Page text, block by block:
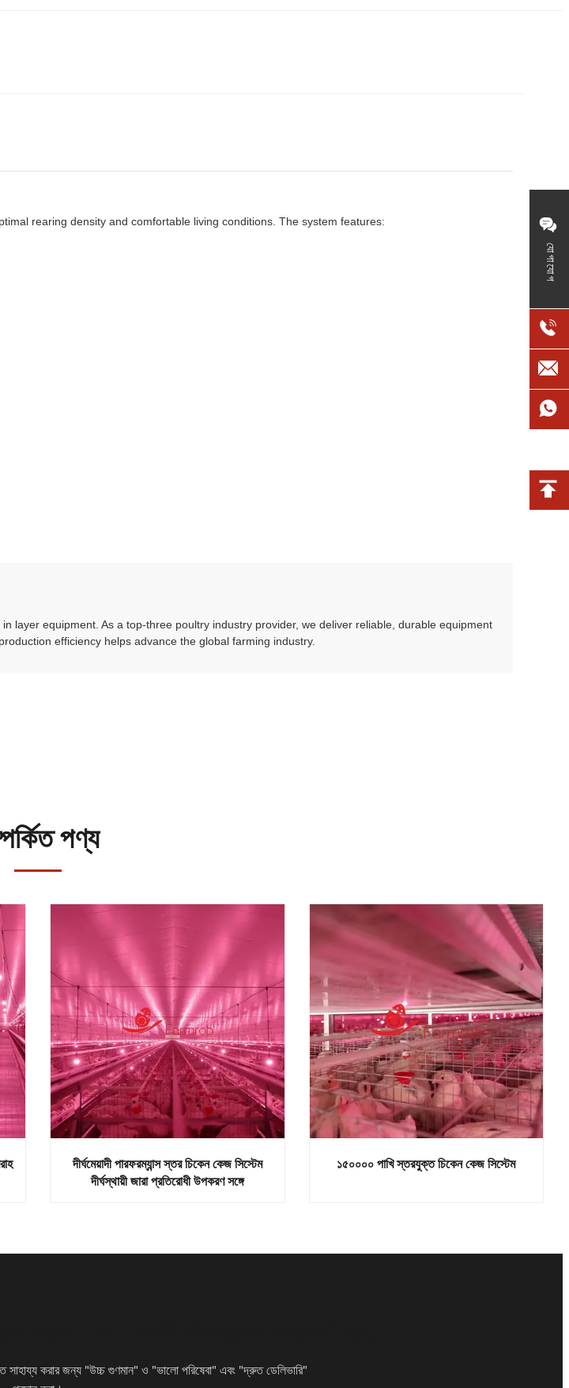
যোগাযোগ
rearing density and comfortable living conditions. The system features:
layer equipment. As a top-three poultry industry provider, we deliver reliable, durable equipment
efficiency helps advance the global farming industry.
পণ্য
দীর্ঘমেয়াদী পারফরম্যান্স স্তর চিকেন কেজ সিস্টেম
দীর্ঘস্থায়ী জারা প্রতিরোধী উপকরণ সঙ্গে
১৫০০০০ পাখি স্তরযুক্ত চিকেন কেজ সিস্টেম
সাহায্য করার জন্য "উচ্চ গুণমান" ও "ভালো পরিষেবা" এবং "দ্রুত ডেলিভারি"